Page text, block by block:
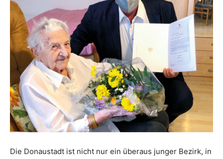
Die Donaustadt ist nicht nur ein überaus junger Bezirk, in